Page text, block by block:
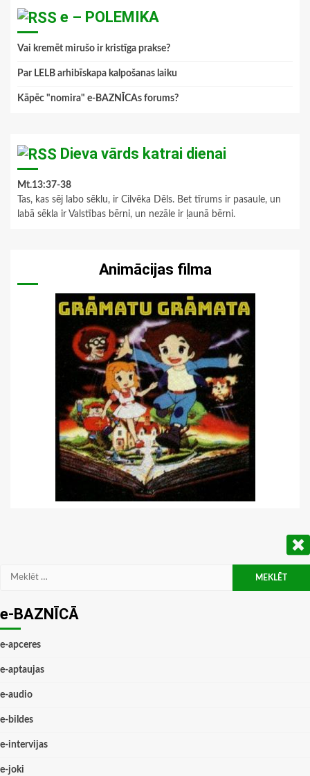
e – POLEMIKA
Vai kremēt mirušo ir kristīga prakse?
Par LELB arhibīskapa kalpošanas laiku
Kāpēc "nomira" e-BAZNĪCAs forums?
Dieva vārds katrai dienai
Mt.13:37-38
Tas, kas sēj labo sēklu, ir Cilvēka Dēls. Bet tīrums ir pasaule, un
labā sēkla ir Valstības bērni, un nezāle ir ļaunā bērni.
Animācijas filma
Meklēt:
e-BAZNĪCĀ
e-apceres
e-aptaujas
e-audio
e-bildes
e-intervijas
e-joki